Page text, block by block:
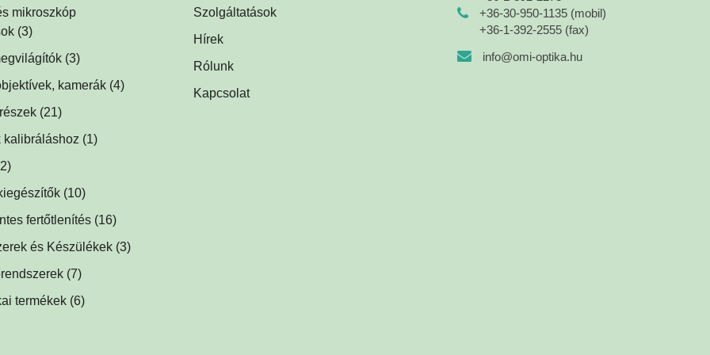
háttérvilágítók
(1)
(1)
(1)
(2)
(5)
(1)
(1)
(2)
(2)
mikroszkóp
(3)
(3)
fluoreszcens
kamerák (4)
(21)
(1)
prizmák
(5)
kalibráláshoz (1)
(10)
(1)
(1)
adapterek (1)
fertőtlenítés (16)
réz fólia
(12)
(3)
és Készülékek (3)
(7)
termékek (6)
Szolgáltatások
Hírek
Rólunk
Kapcsolat
+36-30-950-1135 (mobil)
+36-1-392-2555 (fax)
info@omi-optika.hu